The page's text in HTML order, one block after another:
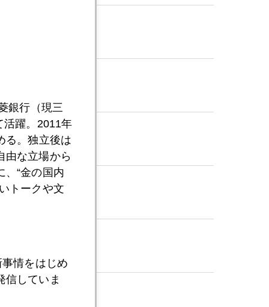
銀行（現三
活躍。2011年
る。独立後は
由な立場から
、“金の国内
トークや文
情をはじめ
信していま